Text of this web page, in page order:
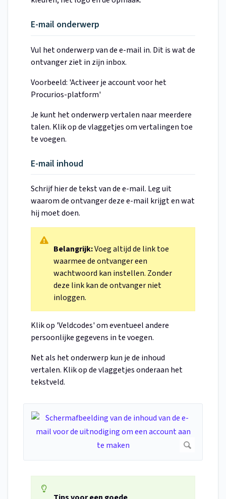
E-mail onderwerp
Vul het onderwerp van de e-mail in. Dit is wat de
ontvanger ziet in zijn inbox.
Voorbeeld: 'Activeer je account voor het
Procurios-platform'
Je kunt het onderwerp vertalen naar meerdere
talen. Klik op de vlaggetjes om vertalingen toe
te voegen.
E-mail inhoud
Schrijf hier de tekst van de e-mail. Leg uit
waarom de ontvanger deze e-mail krijgt en wat
hij moet doen.
Belangrijk:Voeg altijd de link toe
waarmee de ontvanger een
wachtwoord kan instellen. Zonder
deze link kan de ontvanger niet
inloggen.
Klik op 'Veldcodes' om eventueel andere
persoonlijke gegevens in te voegen.
Net als het onderwerp kun je de inhoud
vertalen. Klik op de vlaggetjes onderaan het
tekstveld.